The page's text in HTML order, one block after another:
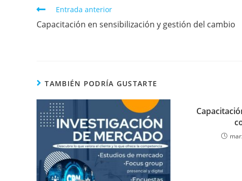
Entrada anterior
Capacitación en sensibilización y gestión del cambio
TAMBIÉN PODRÍA GUSTARTE